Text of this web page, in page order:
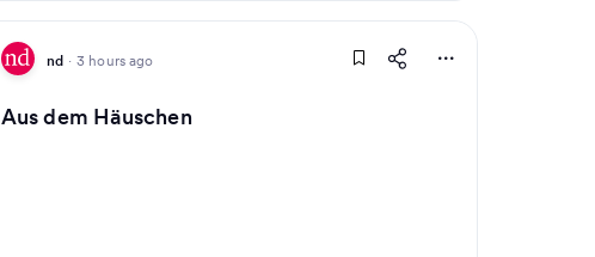
nd · 3 hours ago
Aus dem Häuschen